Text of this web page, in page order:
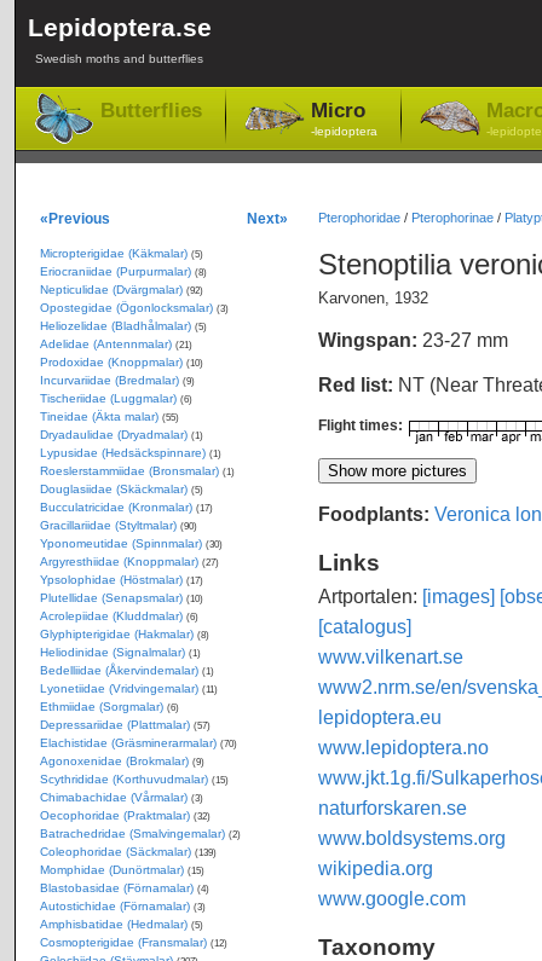
Lepidoptera.se
Swedish moths and butterflies
Butterflies Micro
-lepidoptera -
Pterophoridae/ Pterophorinae/
Stenoptilia
Karvonen, 1932
Wingspan: 23-27 mm
Red list: NT (Near
Flight times:
Foodplants: Veronica
Links
Artportalen: [images]
[catalogus]
www.vilkenart.se
www2.nrm.se/en/
lepidoptera.eu
www.lepidoptera.no
www.jkt.1g.fi/
naturforskaren.se
www.boldsystems.org
wikipedia.org
www.google.com
Taxonomy
«Previous Next»
Micropterigidae (Käkmalar) (5)
Eriocraniidae (Purpurmalar) (8)
Nepticulidae (Dvärgmalar) (92)
Opostegidae (Ögonlocksmalar) (3)
Heliozelidae (Bladhålmalar) (5)
Adelidae (Antennmalar) (21)
Prodoxidae (Knoppmalar) (10)
Incurvariidae (Bredmalar) (9)
Tischeriidae (Luggmalar) (6)
Tineidae (Äkta malar) (55)
Dryadaulidae (Dryadmalar) (1)
Lypusidae (Hedsäckspinnare) (1)
Roeslerstammiidae (Bronsmalar) (1)
Douglasiidae (Skäckmalar) (5)
Bucculatricidae (Kronmalar) (17)
Gracillariidae (Styltmalar) (90)
Yponomeutidae (Spinnmalar) (30)
Argyresthiidae (Knoppmalar) (27)
Ypsolophidae (Höstmalar) (17)
Plutellidae (Senapsmalar) (10)
Acrolepiidae (Kluddmalar) (6)
Glyphipterigidae (Hakmalar) (8)
Heliodinidae (Signalmalar) (1)
Bedelliidae (Åkervindemalar) (1)
Lyonetiidae (Vridvingemalar) (11)
Ethmiidae (Sorgmalar) (6)
Depressariidae (Plattmalar) (57)
Elachistidae (Gräsminerarmalar) (70)
Agonoxenidae (Brokmalar) (9)
Scythrididae (Korthuvudmalar) (15)
Chimabachidae (Vårmalar) (3)
Oecophoridae (Praktmalar) (32)
Batrachedridae (Smalvingemalar) (2)
Coleophoridae (Säckmalar) (139)
Momphidae (Dunörtmalar) (15)
Blastobasidae (Förnamalar) (4)
Autostichidae (Förnamalar) (3)
Amphisbatidae (Hedmalar) (5)
Cosmopterigidae (Fransmalar) (12)